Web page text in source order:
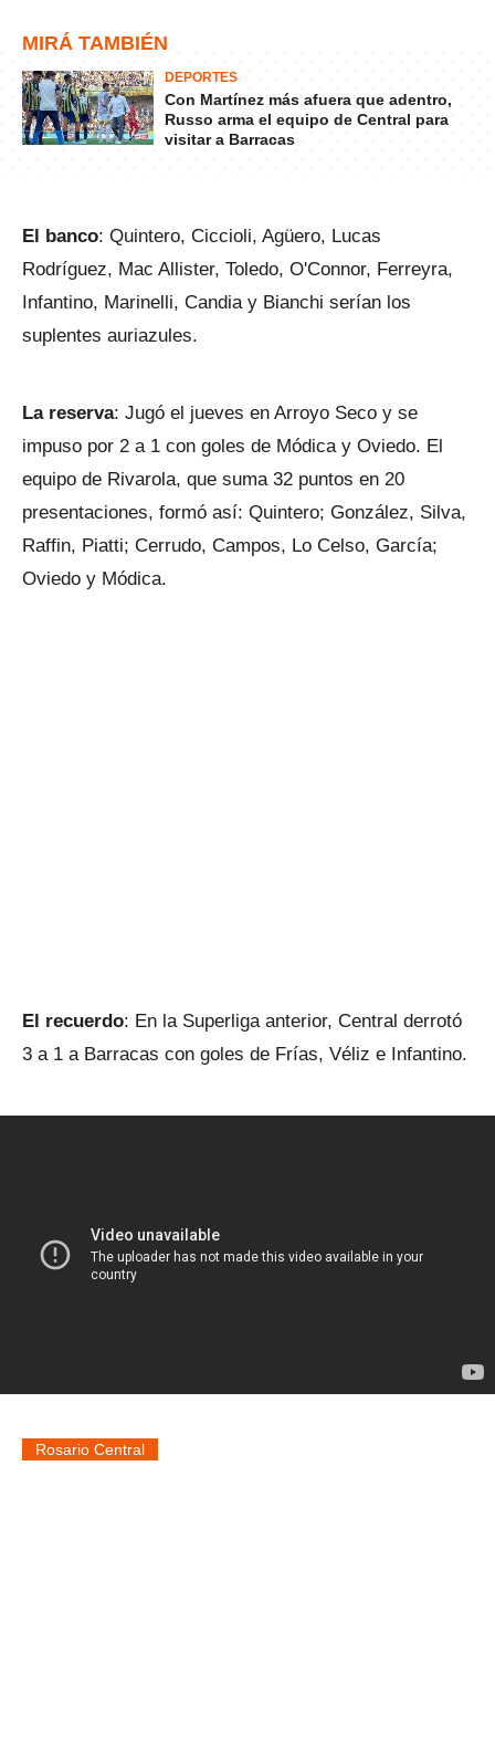
MIRÁ TAMBIÉN
DEPORTES
Con Martínez más afuera que adentro,
Russo arma el equipo de Central para
visitar a Barracas
El banco: Quintero, Ciccioli, Agüero, Lucas
Rodríguez, Mac Allister, Toledo, O'Connor, Ferreyra,
Infantino, Marinelli, Candia y Bianchi serían los
suplentes auriazules.
La reserva: Jugó el jueves en Arroyo Seco y se
impuso por 2 a 1 con goles de Módica y Oviedo. El
equipo de Rivarola, que suma 32 puntos en 20
presentaciones, formó así: Quintero; González, Silva,
Raffin, Piatti; Cerrudo, Campos, Lo Celso, García;
Oviedo y Módica.
El recuerdo: En la Superliga anterior, Central derrotó
3 a 1 a Barracas con goles de Frías, Véliz e Infantino.
Rosario Central